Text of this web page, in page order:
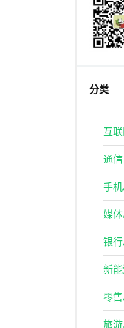
分类
互
通信
手
媒
银
新
零
旅